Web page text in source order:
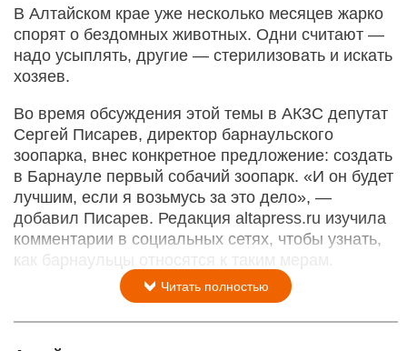
В Алтайском крае уже несколько месяцев жарко
спорят о бездомных животных. Одни считают —
надо усыплять, другие — стерилизовать и искать
хозяев.
Во время обсуждения этой темы в АКЗС депутат
Сергей Писарев, директор барнаульского
зоопарка, внес конкретное предложение: создать
в Барнауле первый собачий зоопарк. «И он будет
лучшим, если я возьмусь за это дело», —
добавил Писарев. Редакция altapress.ru изучила
комментарии в социальных сетях, чтобы узнать,
как барнаульцы относятся к таким мерам.
Читать полностью